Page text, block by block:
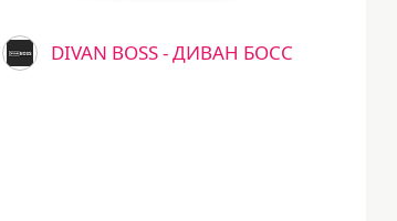
DIVAN BOSS - ДИВАН БОСС